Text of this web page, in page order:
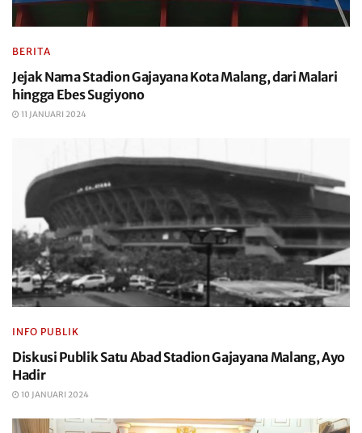
BERITA
Jejak Nama Stadion Gajayana Kota Malang, dari Malari
hingga Ebes Sugiyono
11 JANUARI 2024
INFO PUBLIK
Diskusi Publik Satu Abad Stadion Gajayana Malang, Ayo
Hadir
10 JANUARI 2024